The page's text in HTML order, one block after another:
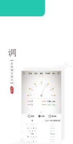
琵琶技法；节拍
、击鼓边、人声(中
件代言人及艺术顾